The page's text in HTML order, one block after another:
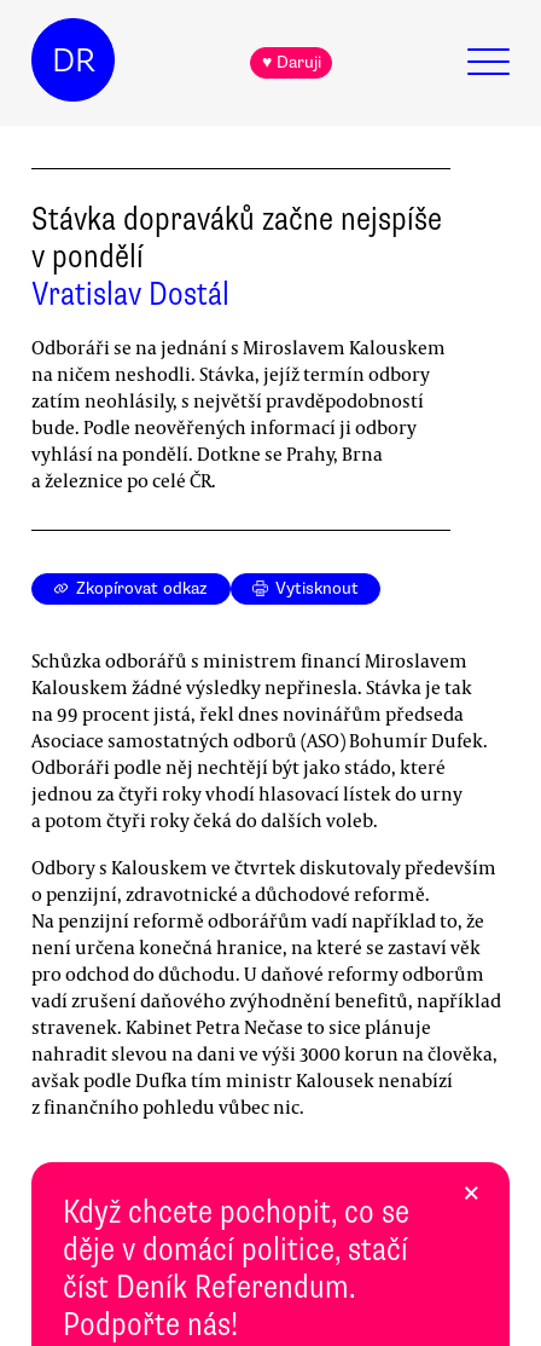
DR ♥ Daruji
Stávka dopraváků začne nejspíše
v pondělí
Vratislav Dostál
Odboráři se na jednání s Miroslavem Kalouskem
na ničem neshodli. Stávka, jejíž termín odbory
zatím neohlásily, s největší pravděpodobností
bude. Podle neověřených informací ji odbory
vyhlásí na pondělí. Dotkne se Prahy, Brna
a železnice po celé ČR.
Zkopírovat odkaz Vytisknout
Schůzka odborářů s ministrem financí Miroslavem
Kalouskem žádné výsledky nepřinesla. Stávka je tak
na 99 procent jistá, řekl dnes novinářům předseda
Asociace samostatných odborů (ASO) Bohumír Dufek.
Odboráři podle něj nechtějí být jako stádo, které
jednou za čtyři roky vhodí hlasovací lístek do urny
a potom čtyři roky čeká do dalších voleb.
Odbory s Kalouskem ve čtvrtek diskutovaly především
o penzijní, zdravotnické a důchodové reformě.
Na penzijní reformě odborářům vadí například to, že
není určena konečná hranice, na které se zastaví věk
pro odchod do důchodu. U daňové reformy odborům
vadí zrušení daňového zvýhodnění benefitů, například
stravenek. Kabinet Petra Nečase to sice plánuje
nahradit slevou na dani ve výši 3000 korun na člověka,
avšak podle Dufka tím ministr Kalousek nenabízí
z finančního pohledu vůbec nic.
Když chcete pochopit, co se
děje v domácí politice, stačí
číst Deník Referendum.
Podpořte nás!
×